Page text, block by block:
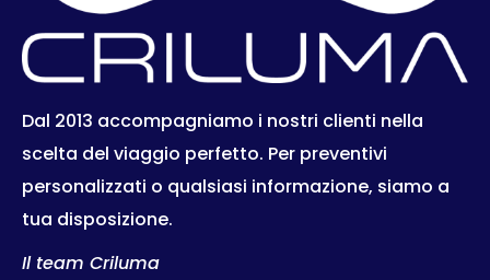
Dal 2013 accompagniamo i nostri clienti nella
scelta del viaggio perfetto. Per preventivi
personalizzati o qualsiasi informazione, siamo a
tua disposizione.
Il team Criluma